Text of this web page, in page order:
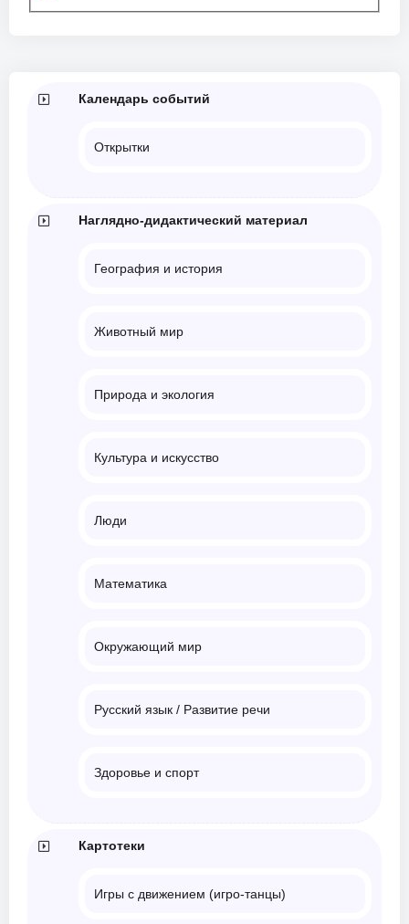
Календарь событий
Открытки
Наглядно-дидактический материал
География и история
Животный мир
Природа и экология
Культура и искусство
Люди
Математика
Окружающий мир
Русский язык / Развитие речи
Здоровье и спорт
Картотеки
Игры с движением (игро-танцы)